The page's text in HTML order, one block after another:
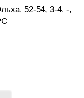
52-54, 3-4, -,